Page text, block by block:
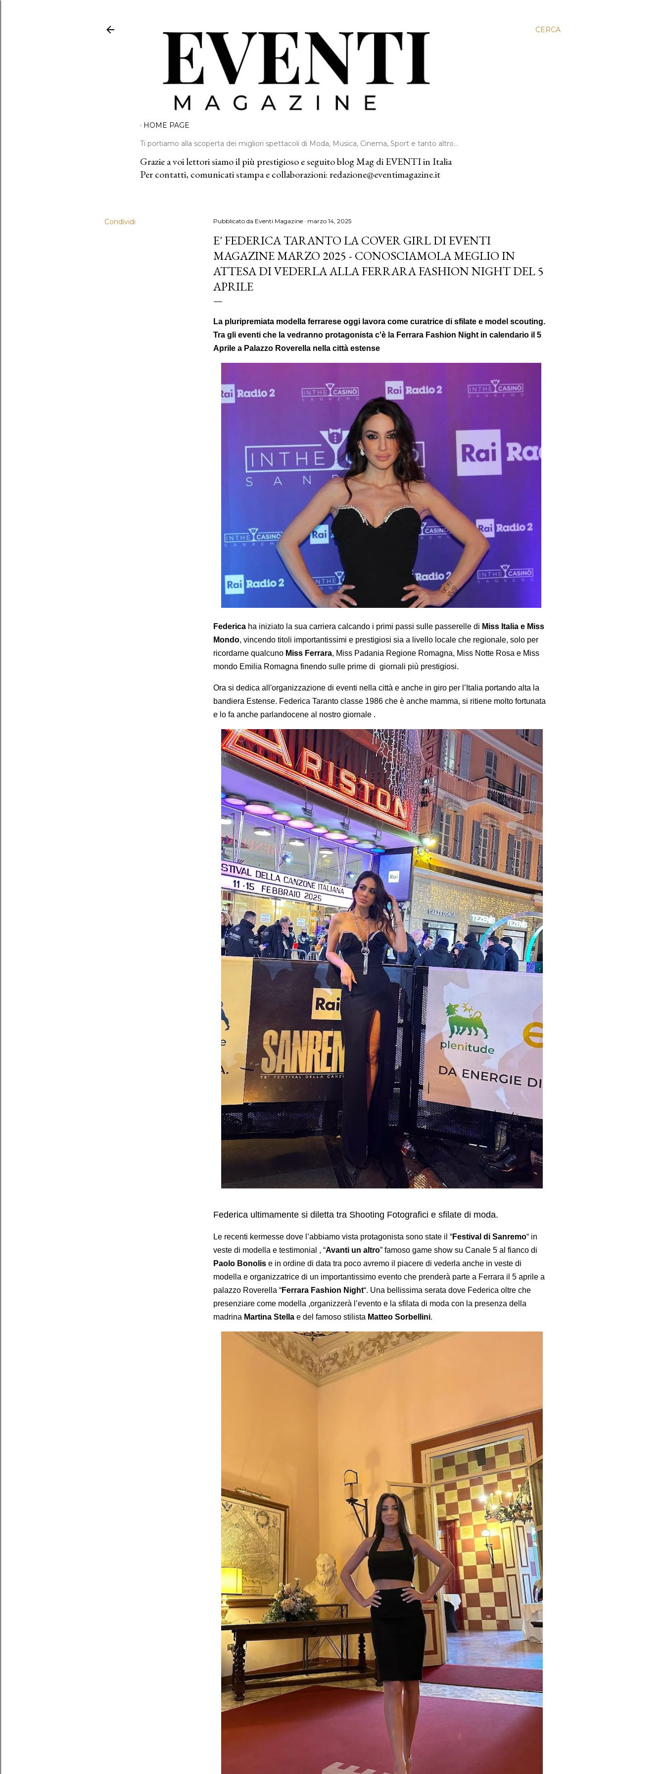
CERCA
HOME PAGE
Ti portiamo alla scoperta dei migliori spettacoli di Moda, Musica, Cinema, Sport e tanto altro...
Grazie a voi lettori siamo il più prestigioso e seguito blog Mag di EVENTI in Italia
Per contatti, comunicati stampa e collaborazioni: redazione@eventimagazine.it
Condividi Pubblicato da Eventi Magazine marzo 14, 2025
E' FEDERICA TARANTO LA COVER GIRL DI EVENTI
MAGAZINE MARZO 2025 - CONOSCIAMOLA MEGLIO IN
ATTESA DI VEDERLA ALLA FERRARA FASHION NIGHT DEL 5
APRILE
La pluripremiata modella ferrarese oggi lavora come curatrice di sfilate e model scouting.
Tra gli eventi che la vedranno protagonista c'è la Ferrara Fashion Night in calendario il 5
Aprile a Palazzo Roverella nella città estense
Federica ha iniziato la sua carriera calcando i primi passi sulle passerelle di Miss Italia e Miss
Mondo, vincendo titoli importantissimi e prestigiosi sia a livello locale che regionale, solo per
ricordarne qualcuno Miss Ferrara, Miss Padania Regione Romagna, Miss Notte Rosa e Miss
mondo Emilia Romagna finendo sulle prime di giornali più prestigiosi.
Ora si dedica all'organizzazione di eventi nella città e anche in giro per l’Italia portando alta la
bandiera Estense. Federica Taranto classe 1986 che è anche mamma, si ritiene molto fortunata
e lo fa anche parlandocene al nostro giornale .
Federica ultimamente si diletta tra Shooting Fotografici e sfilate di moda.
Le recenti kermesse dove l’abbiamo vista protagonista sono state il “Festival di Sanremo“ in
veste di modella e testimonial , “Avanti un altro” famoso game show su Canale 5 al fianco di
Paolo Bonolis e in ordine di data tra poco avremo il piacere di vederla anche in veste di
modella e organizzatrice di un importantissimo evento che prenderà parte a Ferrara il 5 aprile a
palazzo Roverella “Ferrara Fashion Night“. Una bellissima serata dove Federica oltre che
presenziare come modella ,organizzerà l’evento e la sfilata di moda con la presenza della
madrina Martina Stella e del famoso stilista Matteo Sorbellini.